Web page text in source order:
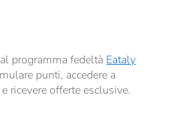
in caso di consenso prestato ai
programma fedeltà Eataly
punti, accedere a
ricevere offerte esclusive.